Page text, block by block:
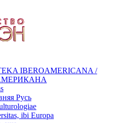
IBEROAMERICANA /
Русь
ibi Europa